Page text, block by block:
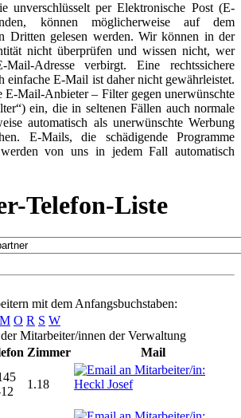
unverschlüsselt per Elektronische Post (E-
können möglicherweise auf dem
Dritten gelesen werden. Wir können in der
nicht überprüfen und wissen nicht, wer
Adresse verbirgt. Eine rechtssichere
einfache E-Mail ist daher nicht gewährleistet.
E-Mail-Anbieter – Filter gegen unerwünschte
ein, die in seltenen Fällen auch normale
automatisch als unerwünschte Werbung
E-Mails, die schädigende Programme
von uns in jedem Fall automatisch
Telefon-Liste
mit dem Anfangsbuchstaben:
M O R S W
Mitarbeiter/innen der Verwaltung
Zimmer
Mail
1.18